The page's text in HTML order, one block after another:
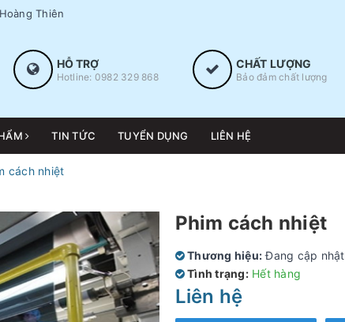
Thiên
HỖ TRỢ
Hotline: 0982 329 868
CHẤT LƯỢNG
Bảo đảm chất lượng
TIN TỨC TUYỂN DỤNG LIÊN HỆ
cách nhiệt
Phim cách nhiệt
Thương hiệu: Đang cập nhật
Tình trạng: Hết hàng
Liên hệ